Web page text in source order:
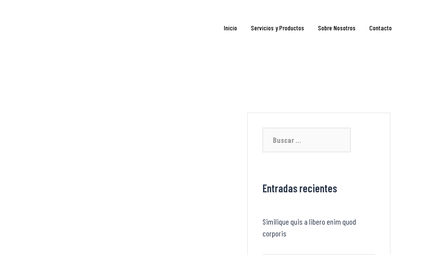
Inicio Servicios y Productos Sobre Nosotros Contacto
Entradas recientes
Similique quis a libero enim quod
corporis